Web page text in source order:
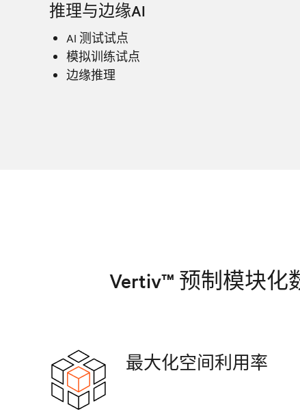
推理与边缘AI
AI 测试试点
模拟训练试点
边缘推理
Vertiv™ 预制模块化
最大化空间利用率